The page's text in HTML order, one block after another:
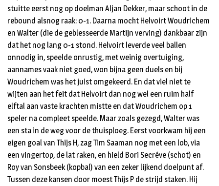
stuitte eerst nog op doelman Aljan Dekker, maar schoot in de
rebound alsnog raak: 0-1. Daarna mocht Helvoirt Woudrichem
en Walter (die de geblesseerde Martijn verving) dankbaar zijn
dat het nog lang 0-1 stond. Helvoirt leverde veel ballen
onnodig in, speelde onrustig, met weinig overtuiging,
aannames vaak niet goed, won bijna geen duels en bij
Woudrichem was het juist omgekeerd. En dat viel niet te
wijten aan het feit dat Helvoirt dan nog wel een ruim half
elftal aan vaste krachten mistte en dat Woudrichem op 1
speler na compleet speelde. Maar zoals gezegd, Walter was
een sta in de weg voor de thuisploeg. Eerst voorkwam hij een
eigen goal van Thijs H, zag Tim Saaman nog met een lob, via
een vingertop, de lat raken, en hield Bori Secréve (schot) en
Roy van Sonsbeek (kopbal) van een zeker lijkend doelpunt af.
Tussen deze kansen door moest Thijs P de strijd staken. Hij